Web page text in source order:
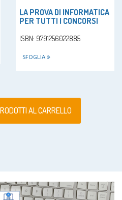
LA PROVA DI INFORMATICA
PER TUTTI I CONCORSI
ISBN: 9791256022885
SFOGLIA
AL CARRELLO